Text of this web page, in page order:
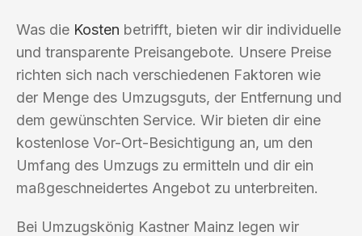
Was die Kosten betrifft, bieten wir dir individuelle
und transparente Preisangebote. Unsere Preise
richten sich nach verschiedenen Faktoren wie
der Menge des Umzugsguts, der Entfernung und
dem gewünschten Service. Wir bieten dir eine
kostenlose Vor-Ort-Besichtigung an, um den
Umfang des Umzugs zu ermitteln und dir ein
maßgeschneidertes Angebot zu unterbreiten.
Bei Umzugskönig Kastner Mainz legen wir